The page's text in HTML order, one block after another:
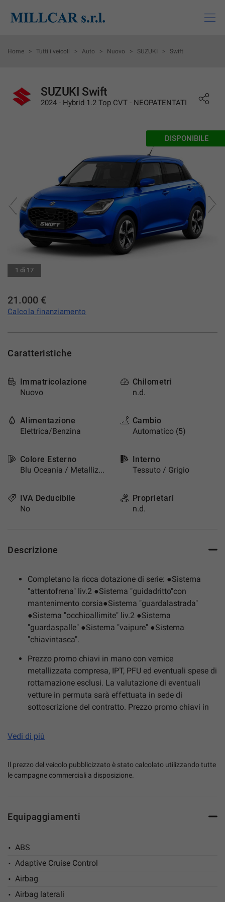
HOME
ACQUISTIAMO USATO
ASSISTENZA
CHI SIAMO
DICONO DI NOI
NEWS
CONTATTI
Home > Tutti i veicoli > Auto > Nuovo > SUZUKI > Swift
SUZUKI Swift
2024 - Hybrid 1.2 Top CVT - NEOPATENTATI
DISPONIBILE
1 di 17
21.000 €
Calcola finanziamento
Caratteristiche
Immatricolazione
Nuovo
Chilometri
n.d.
Alimentazione
Elettrica/Benzina
Cambio
Automatico (5)
Colore Esterno
Blu Oceania / Metallizzato
Interno
Tessuto / Grigio
IVA Deducibile
No
Proprietari
n.d.
Descrizione
Completano la ricca dotazione di serie: ●Sistema
"attentofrena" liv.2 ●Sistema "guidadritto"con
mantenimento corsia●Sistema "guardalastrada"
●Sistema "occhioallimite" liv.2 ●Sistema
"guardaspalle" ●Sistema "vaipure" ●Sistema
"chiavintasca".
Prezzo promo chiavi in mano con vernice
metallizzata compresa, IPT, PFU ed eventuali spese di
rottamazione esclusi. La valutazione di eventuali
vetture in permuta sarà effettuata in sede di
sottoscrizione del contratto. Prezzo promo chiavi in
permuta o rottamazione. L’offerta è valida per tutti i
contratti stipulati nel corso del mese di riferimento.
Disponibile in diverse colorazioni. Contattaci per
verificare la disponibilità.
Le informazioni fornite sono il più accurate possibile,
involontarie. Pertanto la descrizione degli optional della
vettura non ha valore contrattuale ma solo informativo. I
prezzi visualizzati sul sito web di Millcar s.r.l. non sono
esenti dalla possibilità di errori, anche se sono soggetti a
Vedi di più
Il prezzo del veicolo pubblicizzato è stato calcolato utilizzando tutte
le campagne commerciali a disposizione.
Equipaggiamenti
ABS
Adaptive Cruise Control
Airbag
Airbag laterali